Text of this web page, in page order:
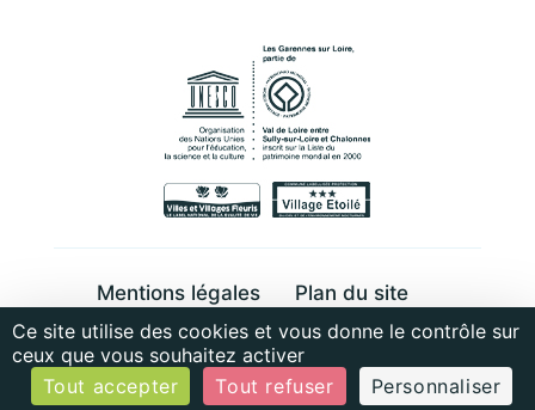
Mentions légales
Plan du site
Cookies et données personnelles
© MonaGraphic 2022
Ce site utilise des cookies et vous donne le contrôle sur
ceux que vous souhaitez activer
Tout accepter
Tout refuser Personnaliser